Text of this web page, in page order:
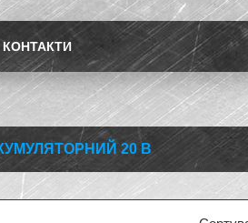
КОНТАКТИ
20 В